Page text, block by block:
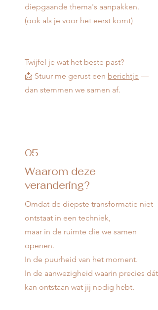
diepgaande thema's aanpakken.
(ook als je voor het eerst komt)
Twijfel je wat het beste past?
📩 Stuur me gerust een berichtje —
dan stemmen we samen af.
05
Waarom deze
verandering?
Omdat de diepste transformatie niet
ontstaat in een techniek,
maar in de ruimte die we samen
openen.
In de puurheid van het moment.
In de aanwezigheid waarin precies dát
kan ontstaan wat jij nodig hebt.